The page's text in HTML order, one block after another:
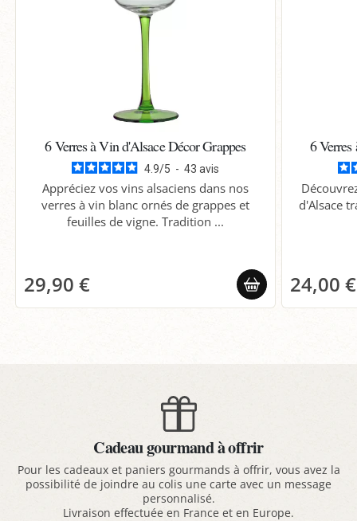
6 Verres à Vin d'Alsace Décor Grappes
4.9/5 - 43 avis
Appréciez vos vins alsaciens dans nos
verres à vin blanc ornés de grappes et
feuilles de vigne. Tradition ...
29,90 €
6
d'Alsace
24,00 €
Cadeau gourmand à offrir
Pour les cadeaux et paniers gourmands à offrir, vous avez la
possibilité de joindre au colis une carte avec un message
personnalisé.
Livraison effectuée en France et en Europe.